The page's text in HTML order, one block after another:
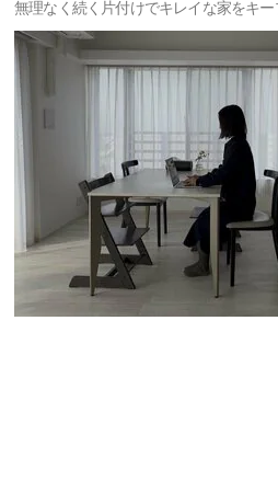
無理なく続く片付けでキレイな家をキー